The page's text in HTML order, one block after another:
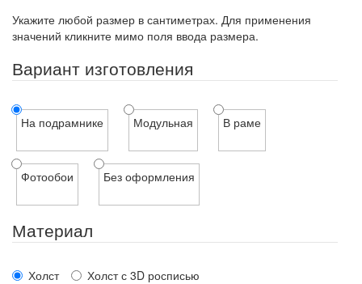
Укажите любой размер в сантиметрах. Для применения
значений кликните мимо поля ввода размера.
Вариант изготовления
На подрамнике Модульная В раме
Фотообои Без оформления
Материал
Холст
Холст с 3D росписью